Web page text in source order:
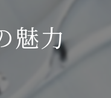
ブリーチ
魅力